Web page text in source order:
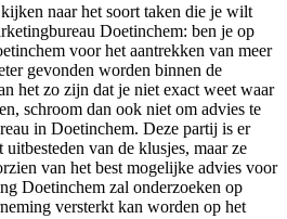
naar het soort taken die je wilt
Doetinchem: ben je op
voor het aantrekken van meer
gevonden worden binnen de
het zo zijn dat je niet exact weet waar
schroom dan ook niet om advies te
in Doetinchem. Deze partij is er
van de klusjes, maar ze
van het best mogelijke advies voor
Doetinchem zal onderzoeken op
versterkt kan worden op het